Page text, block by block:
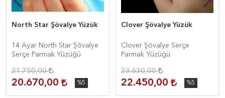
North Star Şövalye Yüzük
14 Ayar North Star Şövalye
Serçe Parmak Yüzüğü
21.750,00
20.670,00 %5
Clover Şövalye Yüzük
Clover Şövalye Serçe
Parmak Yüzüğü
23.630,00
22.450,00 %5